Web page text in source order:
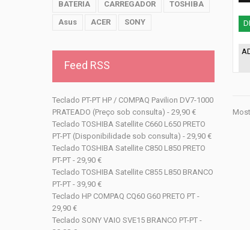
BATERIA
CARREGADOR
TOSHIBA
Asus
ACER SONY
Feed RSS
Teclado PT-PT HP / COMPAQ Pavilion DV7-1000
PRATEADO (Preço sob consulta) - 29,90 €
Teclado TOSHIBA Satellite C660 L650 PRETO
PT-PT (Disponibilidade sob consulta) - 29,90 €
Teclado TOSHIBA Satellite C850 L850 PRETO
PT-PT - 29,90 €
Teclado TOSHIBA Satellite C855 L850 BRANCO
PT-PT - 39,90 €
Teclado HP COMPAQ CQ60 G60 PRETO PT -
29,90 €
Teclado SONY VAIO SVE15 BRANCO PT-PT -